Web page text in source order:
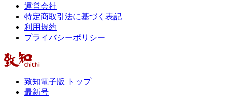
運営会社
特定商取引法に基づく表記
利用規約
プライバシーポリシー
致知電子版 トップ
最新号